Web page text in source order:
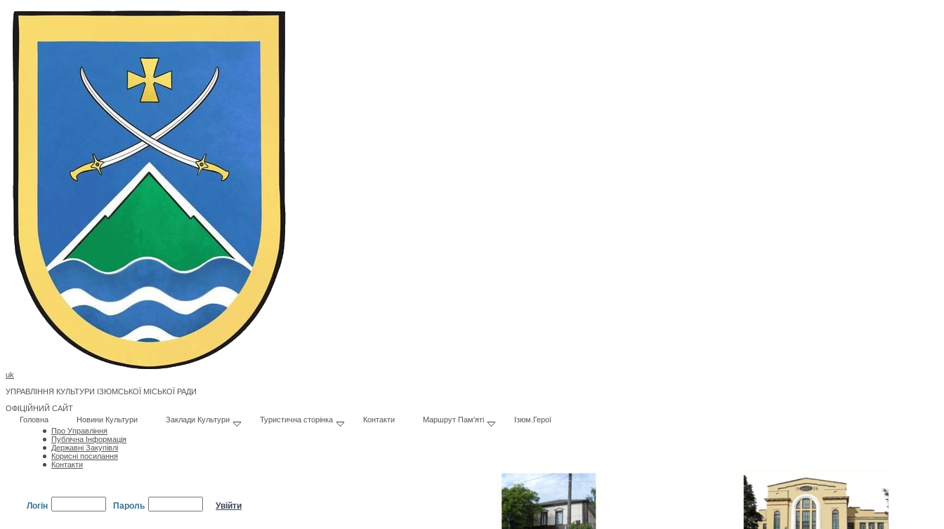
uk
УПРАВЛІННЯ КУЛЬТУРИ ІЗЮМСЬКОЇ МІСЬКОЇ РАДИ
ОФІЦІЙНИЙ САЙТ
Головна
Новини Культури Заклади Культури Туристична сторінка Контакти Маршрут Пам'яті
Ізюм.Герої
Про Управління
Публічна Інформація
Державні Закупівлі
Корисні посилання
Контакти
Логін Пароль